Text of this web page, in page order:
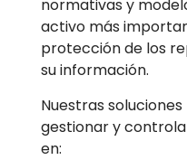
normativas y
activo más
protección de los
su información.
Nuestras
gestionar y
en: